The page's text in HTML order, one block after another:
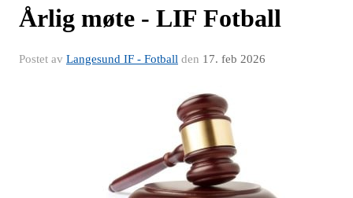
Årlig møte - LIF Fotball
Postet av Langesund IF - Fotball den 17. feb 2026